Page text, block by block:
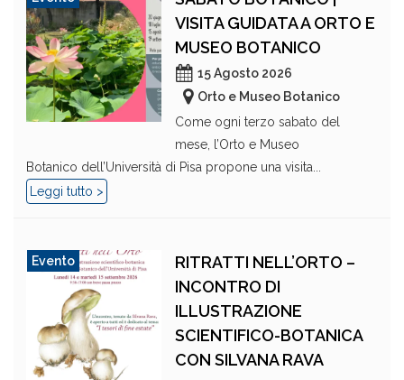
VISITA GUIDATA A ORTO E
MUSEO BOTANICO
15 Agosto 2026
Orto e Museo Botanico
Come ogni terzo sabato del
mese, l’Orto e Museo
Botanico dell’Università di Pisa propone una visita...
Leggi tutto >
Evento
RITRATTI NELL’ORTO –
INCONTRO DI
ILLUSTRAZIONE
SCIENTIFICO-BOTANICA
CON SILVANA RAVA